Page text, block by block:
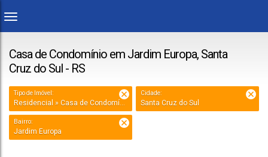
Casa de Condomínio em Jardim Europa, Santa
Cruz do Sul - RS
Tipo de Imóvel:
Residencial » Casa de Condomínio
Cidade:
Santa Cruz do Sul
Bairro:
Jardim Europa